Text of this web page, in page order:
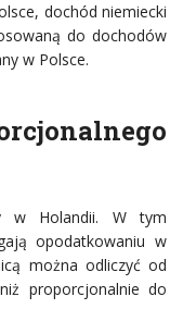
dochód niemiecki
do dochodów
w Polsce.
w Holandii. W tym
opodatkowaniu w
można odliczyć od
proporcjonalnie do